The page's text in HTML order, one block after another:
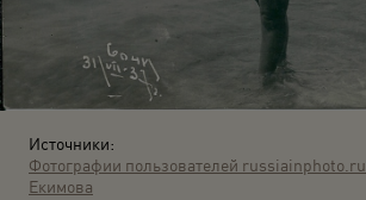
Источники:
Фотографии пользователей russiainphoto.ru
Екимова